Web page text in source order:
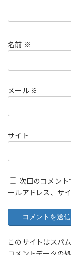
名前 ※
メール ※
サイト
次回のコメント
ールアドレス、サ
このサイトはスパ